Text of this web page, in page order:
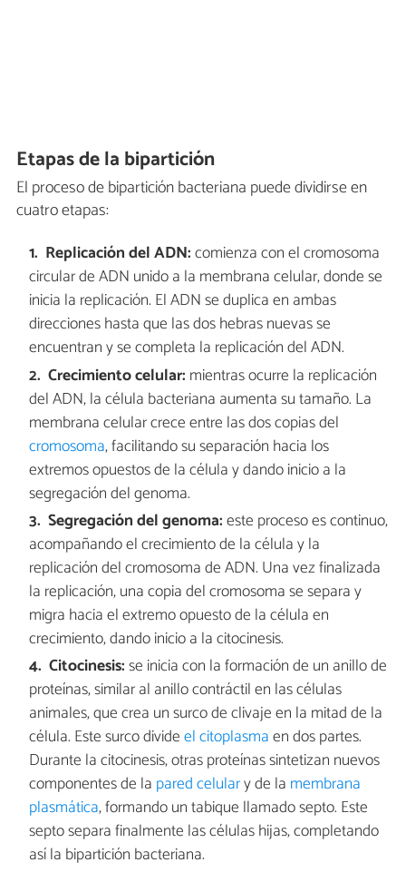
Etapas de la bipartición
El proceso de bipartición bacteriana puede dividirse en
cuatro etapas:
Replicación del ADN:comienza con el cromosoma
circular de ADN unido a la membrana celular, donde se
inicia la replicación. El ADN se duplica en ambas
direcciones hasta que las dos hebras nuevas se
encuentran y se completa la replicación del ADN.
Crecimiento celular: mientras ocurre la replicación
del ADN, la célula bacteriana aumenta su tamaño. La
membrana celular crece entre las dos copias del
cromosoma, facilitando su separación hacia los
extremos opuestos de la célula y dando inicio a la
segregación del genoma.
Segregación del genoma:este proceso es continuo,
acompañando el crecimiento de la célula y la
replicación del cromosoma de ADN. Una vez finalizada
la replicación, una copia del cromosoma se separa y
migra hacia el extremo opuesto de la célula en
crecimiento, dando inicio a la citocinesis.
Citocinesis:se inicia con la formación de un anillo de
proteínas, similar al anillo contráctil en las células
animales, que crea un surco de clivaje en la mitad de la
célula. Este surco divideel citoplasmaen dos partes.
Durante la citocinesis, otras proteínas sintetizan nuevos
componentes de la pared celulary de la membrana
plasmática, formando un tabique llamado septo. Este
septo separa finalmente las células hijas, completando
así la bipartición bacteriana.